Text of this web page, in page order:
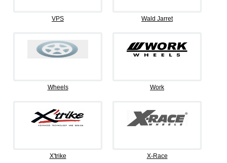
VPS Wald Jarret
Wheels Work
X'trike X-Race